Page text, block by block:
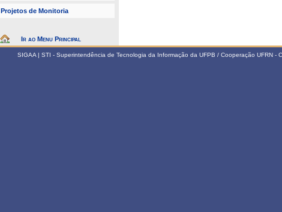
Projetos de Monitoria
Ir ao Menu Principal
SIGAA | STI - Superintendência de Tecnologia da Informação da UFPB / Cooperação UFRN